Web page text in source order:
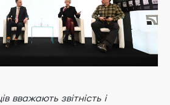
вважають звітність і